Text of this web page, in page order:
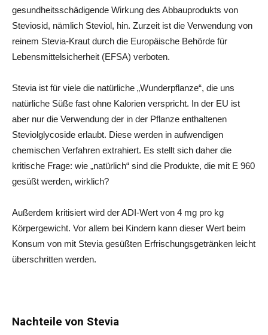
gesundheitsschädigende Wirkung des Abbauprodukts von
Steviosid, nämlich Steviol, hin. Zurzeit ist die Verwendung von
reinem Stevia-Kraut durch die Europäische Behörde für
Lebensmittelsicherheit (EFSA) verboten.
Stevia ist für viele die natürliche „Wunderpflanze“, die uns
natürliche Süße fast ohne Kalorien verspricht. In der EU ist
aber nur die Verwendung der in der Pflanze enthaltenen
Steviolglycoside erlaubt. Diese werden in aufwendigen
chemischen Verfahren extrahiert. Es stellt sich daher die
kritische Frage: wie „natürlich“ sind die Produkte, die mit E 960
gesüßt werden, wirklich?
Außerdem kritisiert wird der ADI-Wert von 4 mg pro kg
Körpergewicht. Vor allem bei Kindern kann dieser Wert beim
Konsum von mit Stevia gesüßten Erfrischungsgetränken leicht
überschritten werden.
Nachteile von Stevia